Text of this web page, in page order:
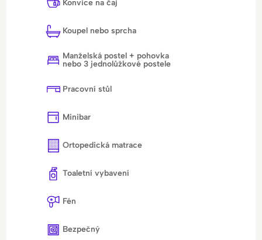
Konvice na čaj
Koupel nebo sprcha
Manželská postel + pohovka
nebo 3 jednolůžkové postele
Pracovní stůl
Minibar
Ortopedická matrace
Toaletní vybavení
Fén
Bezpečný